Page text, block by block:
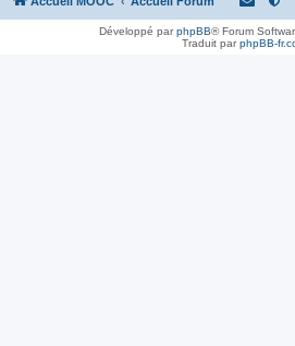
Développé parphpBB® Forum
Traduit parphpBB-